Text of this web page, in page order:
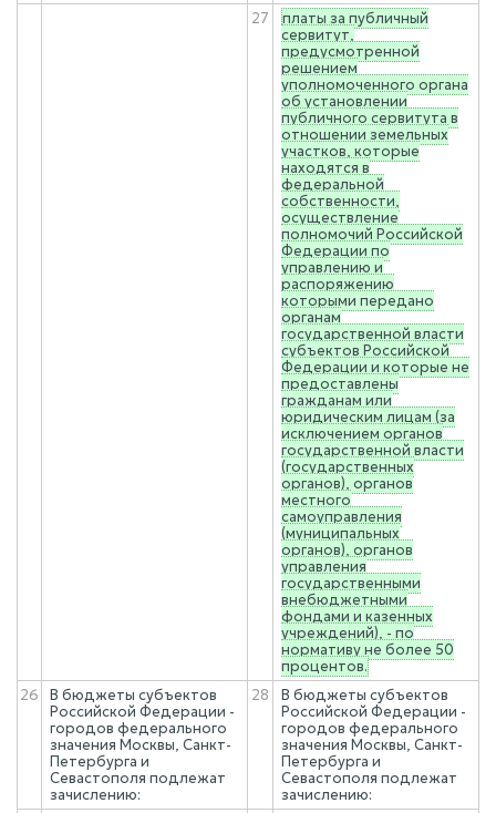
27
платы за публичный
сервитут,
предусмотренной
решением
уполномоченного органа
об установлении
публичного сервитута в
отношении земельных
участков, которые
находятся в
федеральной
собственности,
осуществление
полномочий Российской
Федерации по
управлению и
распоряжению
которыми передано
органам
государственной власти
субъектов Российской
Федерации и которые не
предоставлены
гражданам или
юридическим лицам (за
исключением органов
государственной власти
(государственных
органов), органов
местного
самоуправления
(муниципальных
органов), органов
управления
государственными
внебюджетными
фондами и казенных
учреждений), - по
нормативу не более 50
процентов.
26
В бюджеты субъектов
Российской Федерации -
городов федерального
значения Москвы, Санкт-
Петербурга и
Севастополя подлежат
зачислению:
28
В бюджеты субъектов
Российской Федерации -
городов федерального
значения Москвы, Санкт-
Петербурга и
Севастополя подлежат
зачислению: